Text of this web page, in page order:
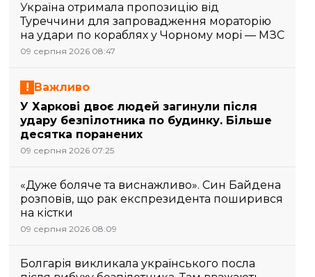
Україна отримала пропозицію від
Туреччини для запровадження мораторію
на удари по кораблях у Чорному морі — МЗС
09 серпня 2026 08:47
Важливо
У Харкові двоє людей загинули після
удару безпілотника по будинку. Більше
десятка поранених
09 серпня 2026 07:25
«Дуже боляче та виснажливо». Син Байдена
розповів, що рак експрезидента поширився
на кістки
09 серпня 2026 08:09
Болгарія викликала українського посла